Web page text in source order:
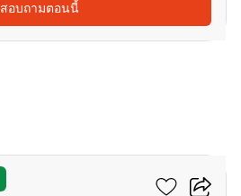
สอบถามตอนนี้